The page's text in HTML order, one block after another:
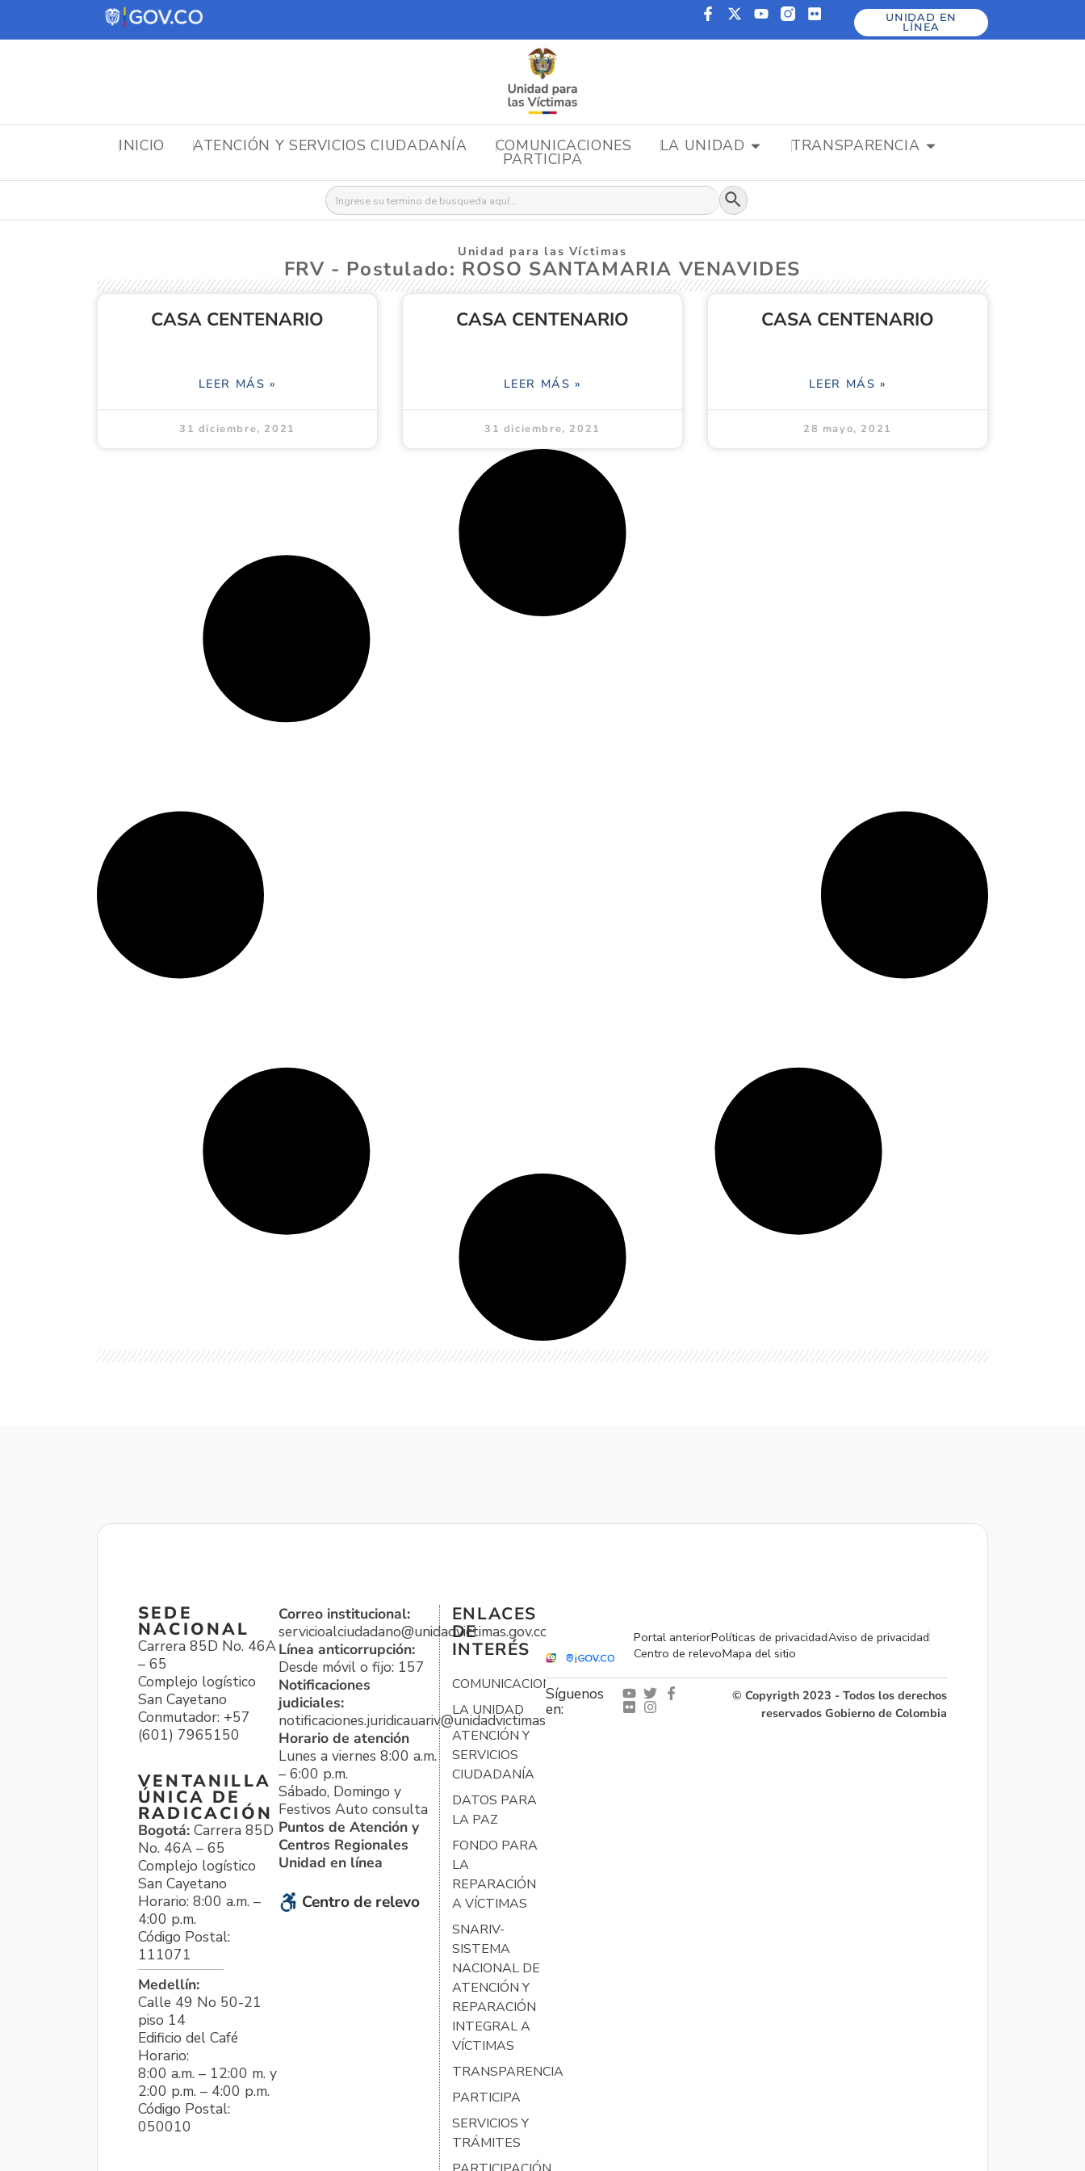
UNIDAD EN
LÍNEA
INICIO ATENCIÓN Y SERVICIOS CIUDADANÍA COMUNICACIONES LA UNIDAD TRANSPARENCIA
PARTICIPA
Buscar: Botón de búsqueda
Unidad para las Víctimas
FRV - Postulado: ROSO SANTAMARIA VENAVIDES
CASA CENTENARIO
LEER MÁS »
31 diciembre, 2021
CASA CENTENARIO
LEER MÁS »
31 diciembre, 2021
CASA CENTENARIO
LEER MÁS »
28 mayo, 2021
SEDE
NACIONAL
Carrera 85D No. 46A
– 65
Complejo logístico
San Cayetano
Conmutador: +57
(601) 7965150
VENTANILLA
ÚNICA DE
RADICACIÓN
Bogotá: Carrera 85D
No. 46A – 65
Complejo logístico
San Cayetano
Horario: 8:00 a.m. –
4:00 p.m.
Código Postal:
111071
Medellín:
Calle 49 No 50-21
piso 14
Edificio del Café
Horario:
8:00 a.m. – 12:00 m. y
2:00 p.m. – 4:00 p.m.
Código Postal:
050010
Correo institucional:
servicioalciudadano@unidadvictimas.gov.co
Línea anticorrupción:
Desde móvil o fijo: 157
Notificaciones
judiciales:
notificaciones.juridicauariv@unidadvictimas.gov.co
Horario de atención
Lunes a viernes 8:00 a.m.
– 6:00 p.m.
Sábado, Domingo y
Festivos Auto consulta
Puntos de Atención y
Centros Regionales
Unidad en línea
Centro de relevo
ENLACES
DE
INTERÉS
COMUNICACIONES
LA UNIDAD
ATENCIÓN Y
SERVICIOS
CIUDADANÍA
DATOS PARA
LA PAZ
FONDO PARA
LA
REPARACIÓN
A VÍCTIMAS
SNARIV-
SISTEMA
NACIONAL DE
ATENCIÓN Y
REPARACIÓN
INTEGRAL A
VÍCTIMAS
TRANSPARENCIA
PARTICIPA
SERVICIOS Y
TRÁMITES
Portal anteriorPolíticas de privacidadAviso de privacidad
Centro de relevoMapa del sitio
Síguenos
en:
© Copyrigth 2023 - Todos los derechos
reservados Gobierno de Colombia